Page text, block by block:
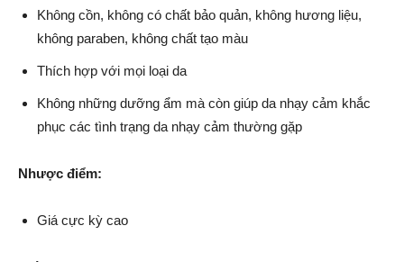
Không cồn, không có chất bảo quản, không hương liệu,
không paraben, không chất tạo màu
Thích hợp với mọi loại da
Không những dưỡng ẩm mà còn giúp da nhạy cảm khắc
phục các tình trạng da nhạy cảm thường gặp
Nhược điểm:
Giá cực kỳ cao